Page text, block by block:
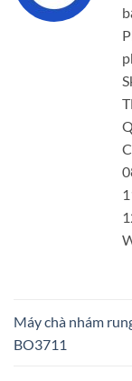
Máy chà nhám
BO3711